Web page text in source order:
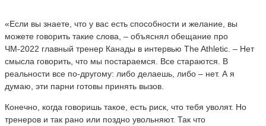
«Если вы знаете, что у вас есть способности и желание, вы
можете говорить такие слова, – объяснял обещание про
ЧМ-2022 главный тренер Канады в интервью The Athletic. – Нет
смысла говорить, что мы постараемся. Все стараются. В
реальности все по-другому: либо делаешь, либо – нет. А я
думаю, эти парни готовы принять вызов.
Конечно, когда говоришь такое, есть риск, что тебя уволят. Но
тренеров и так рано или поздно увольняют. Так что